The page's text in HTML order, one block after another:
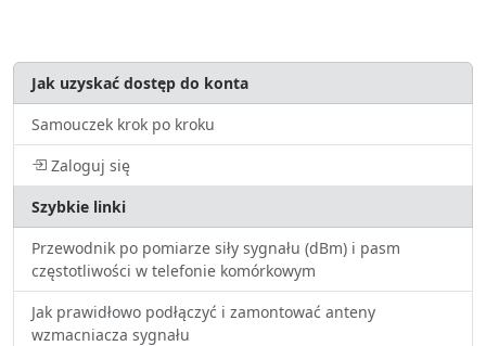
Jak uzyskać dostęp do konta
Samouczek krok po kroku
Zaloguj się
Szybkie linki
Przewodnik po pomiarze siły sygnału (dBm) i pasm
częstotliwości w telefonie komórkowym
Jak prawidłowo podłączyć i zamontować anteny
wzmacniacza sygnału